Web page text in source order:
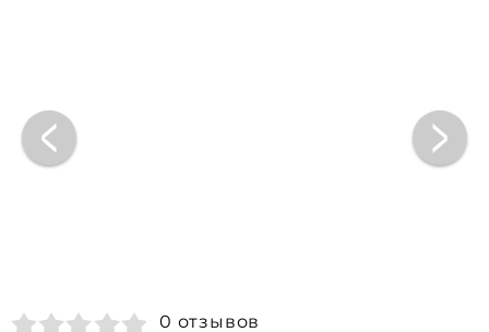
0 отзывов